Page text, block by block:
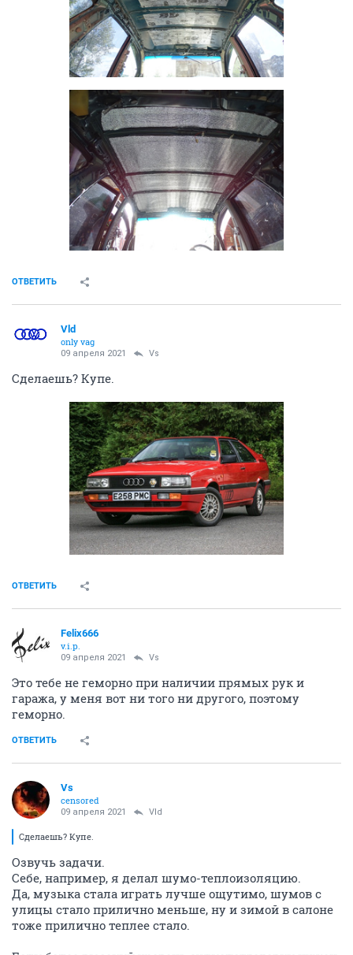
ОТВЕТИТЬ
Vld
only vag
09 апреля 2021 Vs
Сделаешь? Купе.
ОТВЕТИТЬ
Felix666
v.i.p.
09 апреля 2021 Vs
Это тебе не геморно при наличии прямых рук и
гаража, у меня вот ни того ни другого, поэтому
геморно.
ОТВЕТИТЬ
Vs
censored
09 апреля 2021 Vld
Сделаешь? Купе.
Озвучь задачи.
Себе, например, я делал шумо-теплоизоляцию.
Да, музыка стала играть лучше ощутимо, шумов с
улицы стало прилично меньше, ну и зимой в салоне
тоже прилично теплее стало.